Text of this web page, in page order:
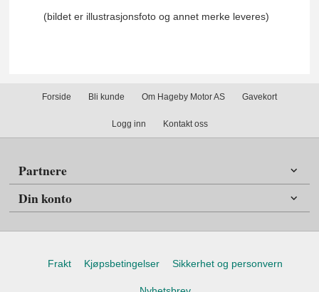
(bildet er illustrasjonsfoto og annet merke leveres)
Forside Bli kunde Om Hageby Motor AS Gavekort
Logg inn Kontakt oss
Partnere
Din konto
Frakt Kjøpsbetingelser Sikkerhet og personvern